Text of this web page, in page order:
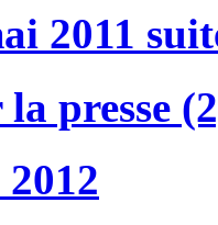
2011
presse